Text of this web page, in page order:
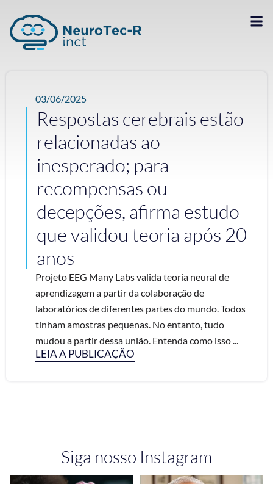
03/06/2025
Respostas cerebrais estão
relacionadas ao
inesperado; para
recompensas ou
decepções, afirma estudo
que validou teoria após 20
anos
Projeto EEG Many Labs valida teoria neural de
aprendizagem a partir da colaboração de
laboratórios de diferentes partes do mundo. Todos
tinham amostras pequenas. No entanto, tudo
mudou a partir dessa união. Entenda como isso ...
LEIA A PUBLICAÇÃO
Siga nosso Instagram